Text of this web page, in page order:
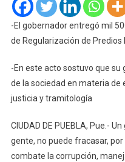
-El gobernador entregó mil
de Regularización de
-En este acto sostuvo que
de la sociedad en materia de
justicia y tramitología
CIUDAD DE PUEBLA, Pue.-
gente, no puede fracasar,
combate la corrupción,